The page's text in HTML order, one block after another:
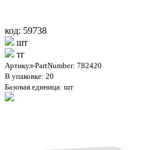
код: 59738
шт
тг
Артикул-PartNumber: 782420
В упаковке: 20
Базовая единица: шт